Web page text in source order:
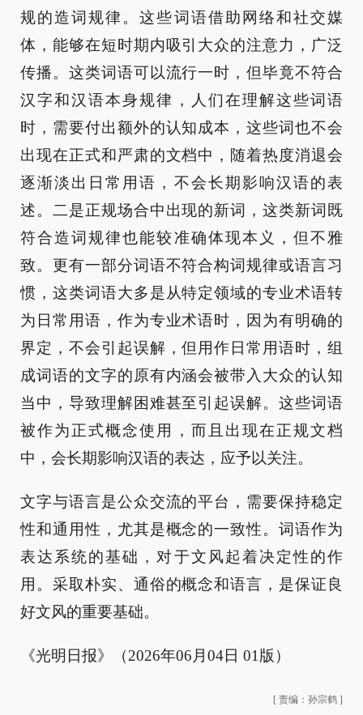
规的造词规律。这些词语借助网络和社交媒
体，能够在短时期内吸引大众的注意力，广泛
传播。这类词语可以流行一时，但毕竟不符合
汉字和汉语本身规律，人们在理解这些词语
时，需要付出额外的认知成本，这些词也不会
出现在正式和严肃的文档中，随着热度消退会
逐渐淡出日常用语，不会长期影响汉语的表
述。二是正规场合中出现的新词，这类新词既
符合造词规律也能较准确体现本义，但不雅
致。更有一部分词语不符合构词规律或语言习
惯，这类词语大多是从特定领域的专业术语转
为日常用语，作为专业术语时，因为有明确的
界定，不会引起误解，但用作日常用语时，组
成词语的文字的原有内涵会被带入大众的认知
当中，导致理解困难甚至引起误解。这些词语
被作为正式概念使用，而且出现在正规文档
中，会长期影响汉语的表达，应予以关注。
文字与语言是公众交流的平台，需要保持稳定
性和通用性，尤其是概念的一致性。词语作为
表达系统的基础，对于文风起着决定性的作
用。采取朴实、通俗的概念和语言，是保证良
好文风的重要基础。
《光明日报》（2026年06月04日 01版）
[ 责编：孙宗鹤 ]